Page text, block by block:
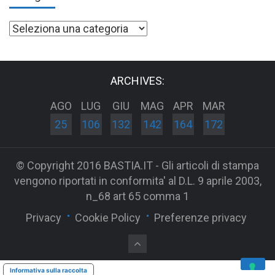
Categorie
ARCHIVES:
AGO
25
LUG
106
GIU
132
MAG
142
APR
164
MAR
172
© Copyright 2016 BASTIA.IT - Gli articoli di stampa
vengono riportati in conformita' al D.L. 9 aprile 2003,
n_68 art 65 comma 1
Privacy
Cookie Policy Preferenze privacy
Informativa sulla raccolta